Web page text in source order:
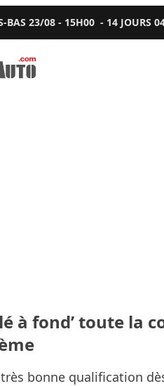
BAS 23/08 - 15H00 - 14 JOURS
à fond’ toute la
bonne qualification